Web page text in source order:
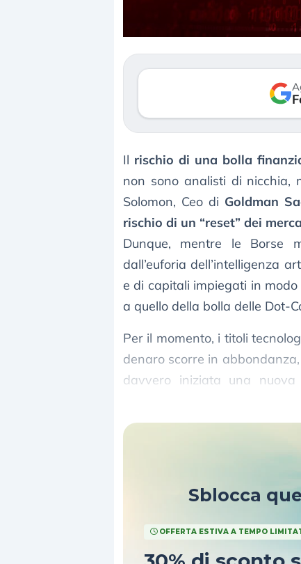
Il rischio di una bolla
non sono analisti di nicchia,
Solomon, Ceo di Goldman
rischio di un “reset” dei
Dunque, mentre le Borse
dall’euforia dell’intelligenza
e di capitali impiegati in
a quello della bolla delle Dot-
Per il momento, i titoli
denaro scorre in
davvero iniziata una
Sblocca
OFFERTA ESTIVA A TEMPO
Dalle valutazioni
correzione. Cosa
repricing degli
3 agosto 2026